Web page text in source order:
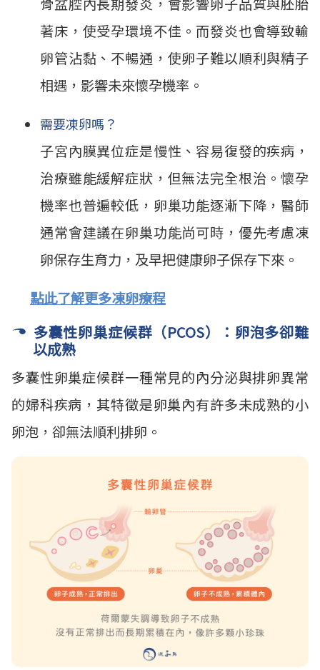
著床，使受孕環境不佳。而發炎也會導致輸
卵管沾黏、不暢通，使卵子難以順利與精子
相遇，影響未來懷孕機率。
需要凍卵嗎？
子宮內膜異位症是慢性、容易復發的疾病，
治療雖能緩解症狀，但無法完全根治。懷孕
機率也普遍較低，卵巢功能逐漸下降，醫師
通常會建議在卵巢功能尚可時，優先考慮凍
卵保存生育力，及早把健康卵子保存下來。
點此了解更多凍卵療程
多囊性卵巢症候群（PCOS）：卵泡多卻難
以成熟
多囊性卵巢症候群一種常見的內分泌與排卵異常
的婦科疾病，其特徵是卵巢內有許多未成熟的小
卵泡，卻無法順利排卵。